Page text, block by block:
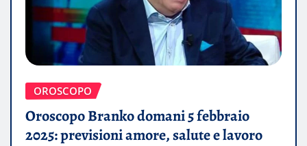
OROSCOPO
Oroscopo Branko domani 5 febbraio
2025: previsioni amore, salute e lavoro